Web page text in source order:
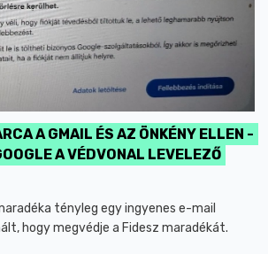
A GMAIL ÉS AZ ÖNKÉNY ELLEN -
A VÉDVONAL LEVELEZŐ
tényleg egy ingyenes e-mail
hogy megvédje a Fidesz maradékát.